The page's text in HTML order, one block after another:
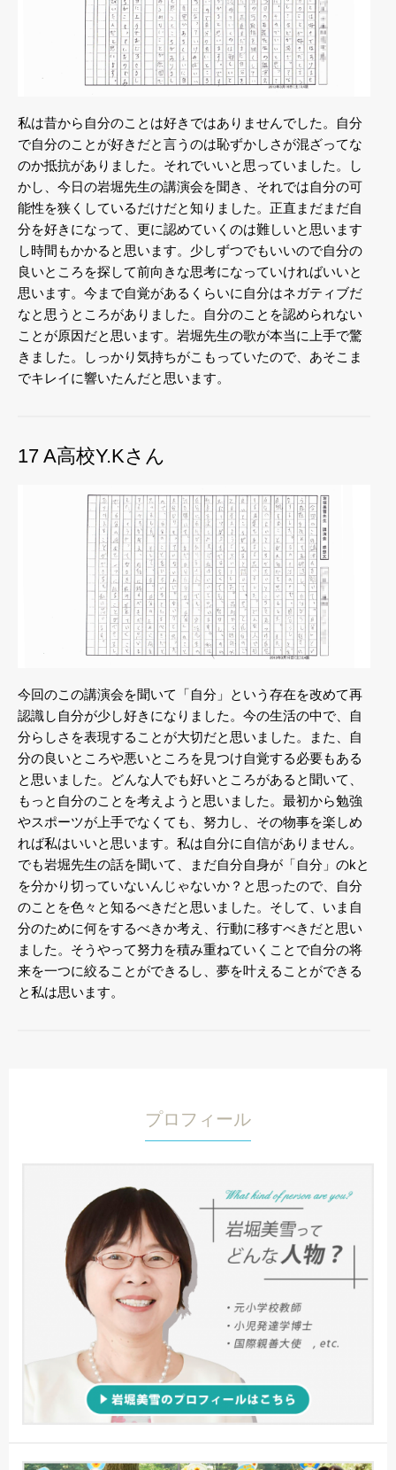
私は昔から自分のことは好きではありませんでした。自分
で自分のことが好きだと言うのは恥ずかしさが混ざってな
のか抵抗がありました。それでいいと思っていました。し
かし、今日の岩堀先生の講演会を聞き、それでは自分の可
能性を狭くしているだけだと知りました。正直まだまだ自
分を好きになって、更に認めていくのは難しいと思います
し時間もかかると思います。少しずつでもいいので自分の
良いところを探して前向きな思考になっていければいいと
思います。今まで自覚があるくらいに自分はネガティブだ
なと思うところがありました。自分のことを認められない
ことが原因だと思います。岩堀先生の歌が本当に上手で驚
きました。しっかり気持ちがこもっていたので、あそこま
でキレイに響いたんだと思います。
17 A高校Y.Kさん
今回のこの講演会を聞いて「自分」という存在を改めて再
認識し自分が少し好きになりました。今の生活の中で、自
分らしさを表現することが大切だと思いました。また、自
分の良いところや悪いところを見つけ自覚する必要もある
と思いました。どんな人でも好いところがあると聞いて、
もっと自分のことを考えようと思いました。最初から勉強
やスポーツが上手でなくても、努力し、その物事を楽しめ
れば私はいいと思います。私は自分に自信がありません。
でも岩堀先生の話を聞いて、まだ自分自身が「自分」のkと
を分かり切っていないんじゃないか？と思ったので、自分
のことを色々と知るべきだと思いました。そして、いま自
分のために何をするべきか考え、行動に移すべきだと思い
ました。そうやって努力を積み重ねていくことで自分の将
来を一つに絞ることができるし、夢を叶えることができる
と私は思います。
プロフィール